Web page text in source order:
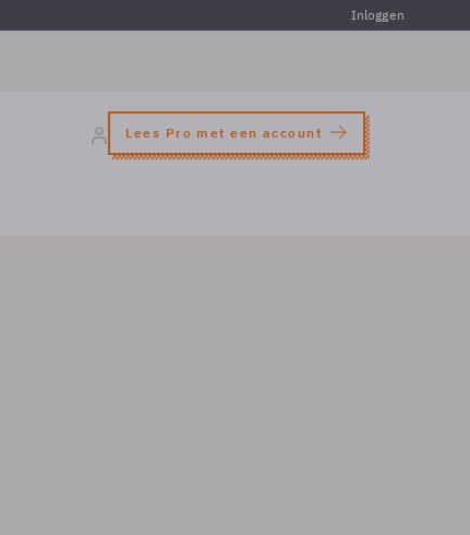
Inloggen
Lees Pro met een account